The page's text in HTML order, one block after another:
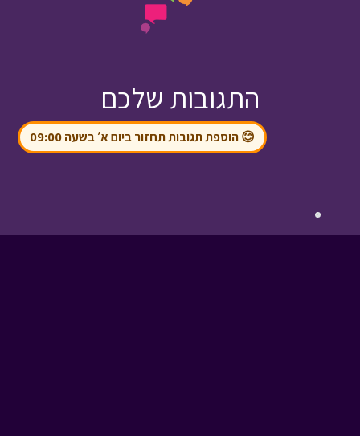
התגובות שלכם
😊 הוספת תגובות תחזור ביום א׳ בשעה 09:00